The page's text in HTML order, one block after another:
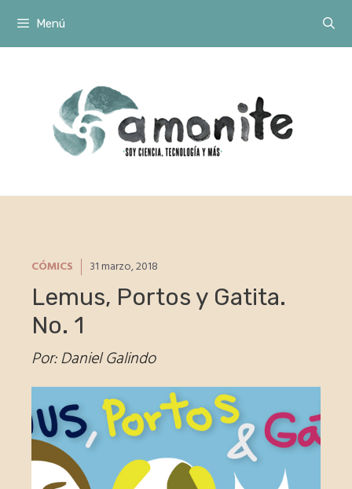
contenido
Menú
CÓMICS 31 marzo, 2018
Lemus, Portos y Gatita.
No. 1
Por: Daniel Galindo